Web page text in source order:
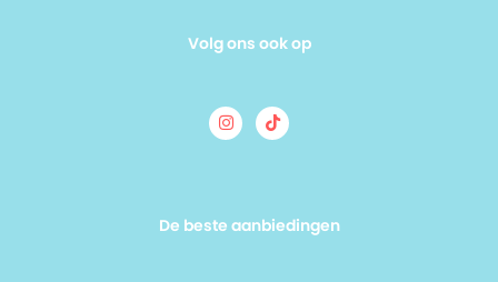
Volg ons ook op
De beste aanbiedingen